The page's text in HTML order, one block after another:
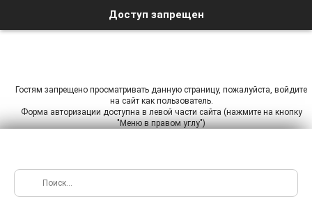
Доступ запрещен
Гостям запрещено просматривать данную страницу, пожалуйста, войдите
на сайт как пользователь.
Форма авторизации доступна в левой части сайта (нажмите на кнопку
"Меню в правом углу")